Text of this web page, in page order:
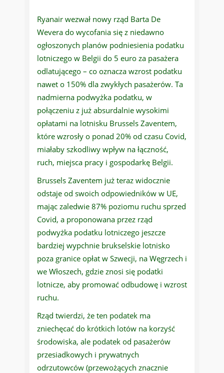
Ryanair wezwał nowy rząd Barta De
Wevera do wycofania się z niedawno
ogłoszonych planów podniesienia podatku
lotniczego w Belgii do 5 euro za pasażera
odlatującego – co oznacza wzrost podatku
nawet o 150% dla zwykłych pasażerów. Ta
nadmierna podwyżka podatku, w
połączeniu z już absurdalnie wysokimi
opłatami na lotnisku Brussels Zaventem,
które wzrosły o ponad 20% od czasu Covid,
miałaby szkodliwy wpływ na łączność,
ruch, miejsca pracy i gospodarkę Belgii.
Brussels Zaventem już teraz widocznie
odstaje od swoich odpowiedników w UE,
mając zaledwie 87% poziomu ruchu sprzed
Covid, a proponowana przez rząd
podwyżka podatku lotniczego jeszcze
bardziej wypchnie brukselskie lotnisko
poza granice opłat w Szwecji, na Węgrzech i
we Włoszech, gdzie znosi się podatki
lotnicze, aby promować odbudowę i wzrost
ruchu.
Rząd twierdzi, że ten podatek ma
zniechęcać do krótkich lotów na korzyść
środowiska, ale podatek od pasażerów
przesiadkowych i prywatnych
odrzutowców (przewożących znacznie